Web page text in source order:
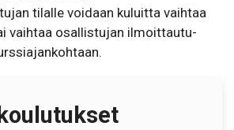
tilalle voidaan kuluitta vaihtaa
vaihtaa osal­lis­tujan ilmoit­tau­tu­